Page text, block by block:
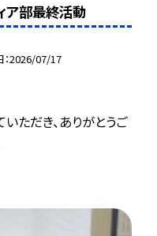
ア部最終活動
2026/07/17
ただき、ありがとうご